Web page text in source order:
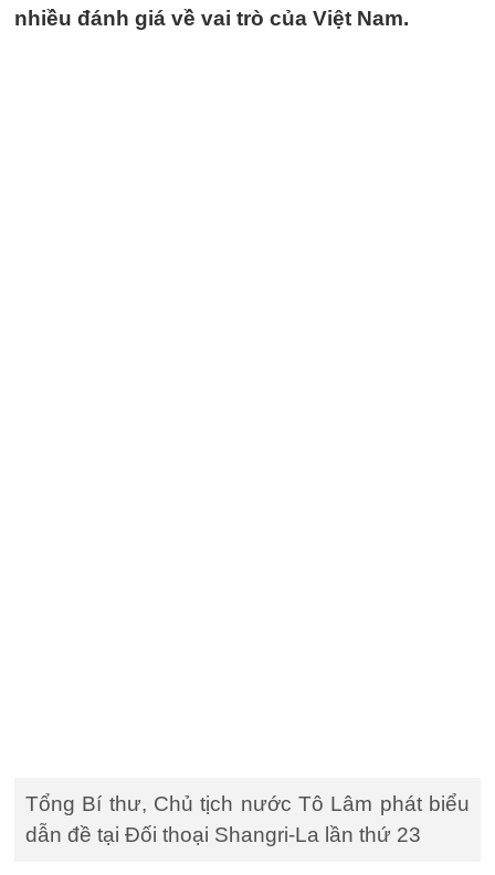
nhiều đánh giá về vai trò của Việt Nam.
Tổng Bí thư, Chủ tịch nước Tô Lâm phát biểu
dẫn đề tại Đối thoại Shangri-La lần thứ 23